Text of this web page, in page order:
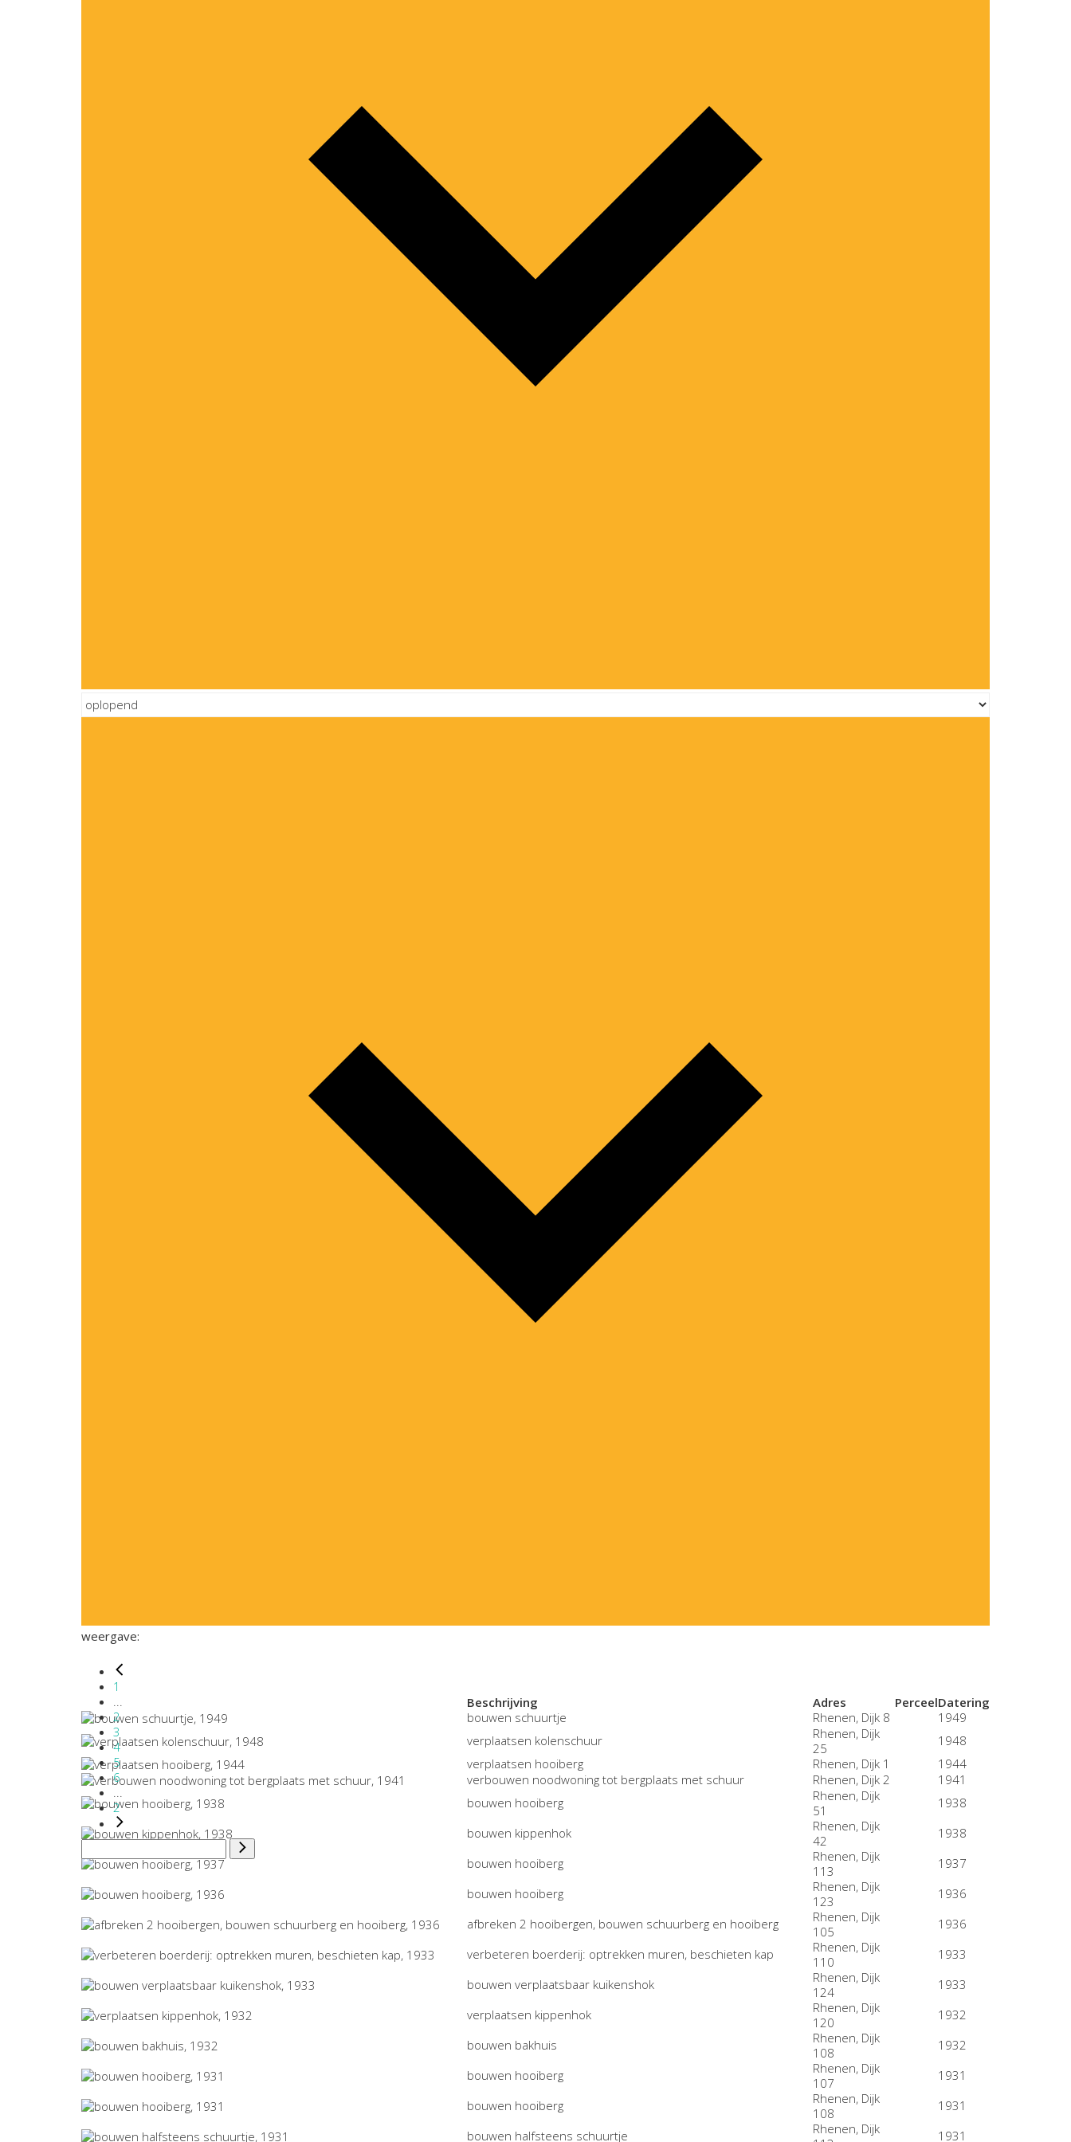
weergave:
1
2
3
4
5
6
2
Beschrijving Adres PerceelDatering
bouwen schuurtje
Rhenen, Dijk 8
1949
verplaatsen kolenschuur
Rhenen, Dijk
25
1948
verplaatsen hooiberg
Rhenen, Dijk 1
1944
verbouwen noodwoning tot bergplaats met schuur
Rhenen, Dijk 2
1941
bouwen hooiberg
Rhenen, Dijk
51
1938
bouwen kippenhok
Rhenen, Dijk
42
1938
bouwen hooiberg
Rhenen, Dijk
113
1937
bouwen hooiberg
Rhenen, Dijk
123
1936
afbreken 2 hooibergen, bouwen schuurberg en hooiberg
Rhenen, Dijk
105
1936
verbeteren boerderij: optrekken muren, beschieten kap
Rhenen, Dijk
110
1933
bouwen verplaatsbaar kuikenshok
Rhenen, Dijk
124
1933
verplaatsen kippenhok
Rhenen, Dijk
120
1932
bouwen bakhuis
Rhenen, Dijk
108
1932
bouwen hooiberg
Rhenen, Dijk
107
1931
bouwen hooiberg
Rhenen, Dijk
108
1931
bouwen halfsteens schuurtje
Rhenen, Dijk
1931